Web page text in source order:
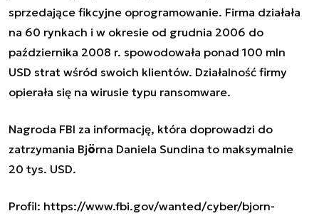
sprzedające fikcyjne oprogramowanie. Firma działała
na 60 rynkach i w okresie od grudnia 2006 do
października 2008 r. spowodowała ponad 100 mln
USD strat wśród swoich klientów. Działalność firmy
opierała się na wirusie typu ransomware.
Nagroda FBI za informację, która doprowadzi do
zatrzymania Björna Daniela Sundina to maksymalnie
20 tys. USD.
Profil: https://www.fbi.gov/wanted/cyber/bjorn-